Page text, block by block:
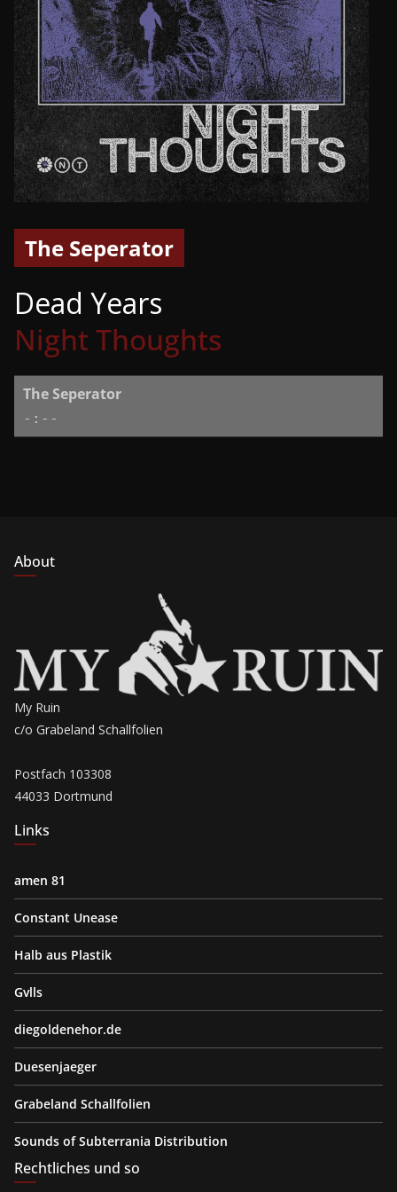
The Seperator
Dead Years
Night Thoughts
The Seperator
-:--
About
My Ruin
c/o Grabeland Schallfolien
Postfach 103308
44033 Dortmund
Links
amen 81
Constant Unease
Halb aus Plastik
Gvlls
diegoldenehor.de
Duesenjaeger
Grabeland Schallfolien
Sounds of Subterrania Distribution
Rechtliches und so